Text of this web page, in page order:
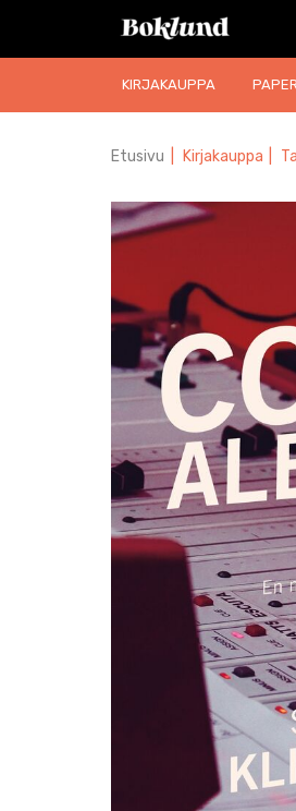
KIRJAKAUPPA
Etusivu Kirjakauppa